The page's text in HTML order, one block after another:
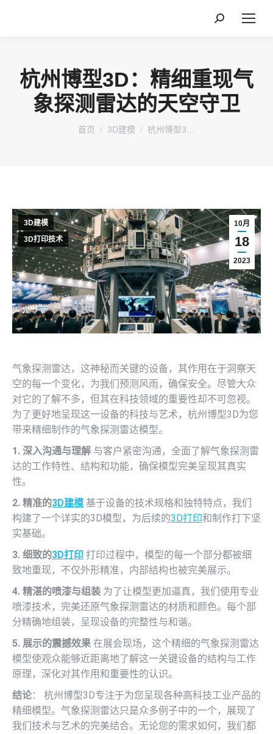
搜
杭州博型3D：精细重现气
象探测雷达的天空守卫
您在这里：
首页 3D建模 杭州博型3…
10月
18
2023
3D建模
3D打印技术
气象探测雷达，这神秘而关键的设备，其作用在于洞察天
空的每一个变化，为我们预测风雨，确保安全。尽管大众
对它的了解不多，但其在科技领域的重要性却不可忽视。
为了更好地呈现这一设备的科技与艺术，杭州博型3D为您
带来精细制作的气象探测雷达模型。
1. 深入沟通与理解 与客户紧密沟通，全面了解气象探测雷
达的工作特性、结构和功能，确保模型完美呈现其真实
性。
2. 精准的3D建模 基于设备的技术规格和独特特点，我们
构建了一个详实的3D模型，为后续的3D打印和制作打下坚
实基础。
3. 细致的3D打印 打印过程中，模型的每一个部分都被细
致地重现，不仅外形精准，内部结构也被完美展示。
4. 精湛的喷漆与组装 为了让模型更加逼真，我们使用专业
喷漆技术，完美还原气象探测雷达的材质和颜色。每个部
分精确地组装，呈现设备的完整性与和谐。
5. 展示的震撼效果 在展会现场，这个精细的气象探测雷达
模型使观众能够近距离地了解这一关键设备的结构与工作
原理，深化对其作用和重要性的认识。
结论： 杭州博型3D专注于为您呈现各种高科技工业产品的
精细模型。气象探测雷达只是众多例子中的一个，展现了
我们技术与艺术的完美结合。无论您的需求如何，我们都